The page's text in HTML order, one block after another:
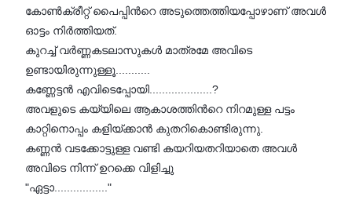
കോണ്‍ക്രീറ്റ് പൈപ്പിന്‍റെ അടുത്തെത്തിയപ്പോഴാണ് അവള്‍
ഓട്ടം നിര്‍ത്തിയത്.
കുറച്ച് വര്‍ണ്ണകടലാസുകള്‍ മാത്രമേ അവിടെ
ഉണ്ടായിരുന്നുള്ളൂ...........
കണ്ണേട്ടന്‍ എവിടെപ്പോയി....................?
അവളുടെ കയ്യിലെ ആകാശത്തിന്‍റെ നിറമുള്ള പട്ടം
കാറ്റിനൊപ്പം കളിയ്ക്കാന്‍ കുതറികൊണ്ടിരുന്നു.
കണ്ണന്‍ വടക്കോട്ടുള്ള വണ്ടി കയറിയതറിയാതെ അവള്‍
അവിടെ നിന്ന് ഉറക്കെ വിളിച്ചു
"ഏട്ടാ................."